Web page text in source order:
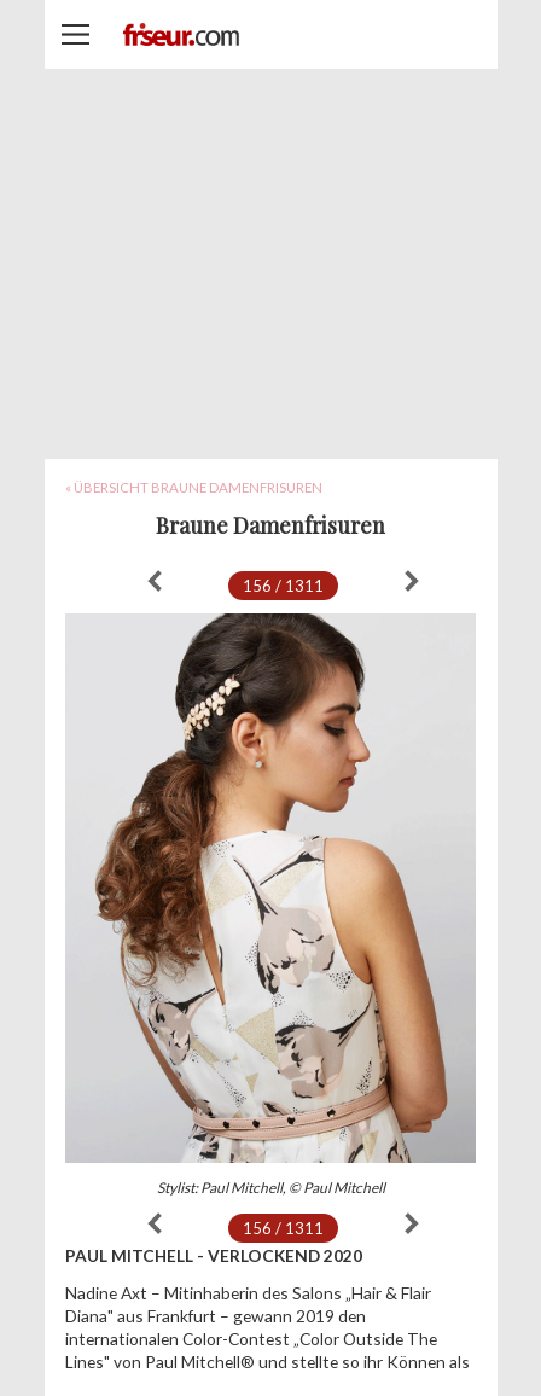
« ÜBERSICHT BRAUNE DAMENFRISUREN
Braune Damenfrisuren
156 / 1311
Stylist: Paul Mitchell, © Paul Mitchell
156 / 1311
PAUL MITCHELL - VERLOCKEND 2020
Nadine Axt – Mitinhaberin des Salons „Hair & Flair
Diana" aus Frankfurt – gewann 2019 den
internationalen Color-Contest „Color Outside The
Lines" von Paul Mitchell® und stellte so ihr Können als